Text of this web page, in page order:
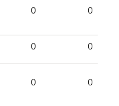
0 0
0 0
0 0